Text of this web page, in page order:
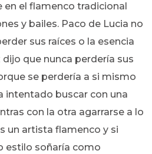
el flamenco tradicional
y bailes. Paco de Lucia no
sus raíces o la esencia
que nunca perdería sus
se perdería a si mismo
intentado buscar con una
con la otra agarrarse a lo
un artista flamenco y si
estilo soñaría como